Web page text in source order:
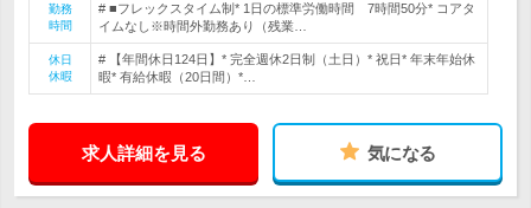
勤務
時間
# ■フレックスタイム制* 1日の標準労働時間 7時間50分* コアタ
イムなし※時間外勤務あり（残業…
休日
休暇
# 【年間休日124日】* 完全週休2日制（土日）* 祝日* 年末年始休
暇* 有給休暇（20日間）*…
求人詳細を見る 気になる